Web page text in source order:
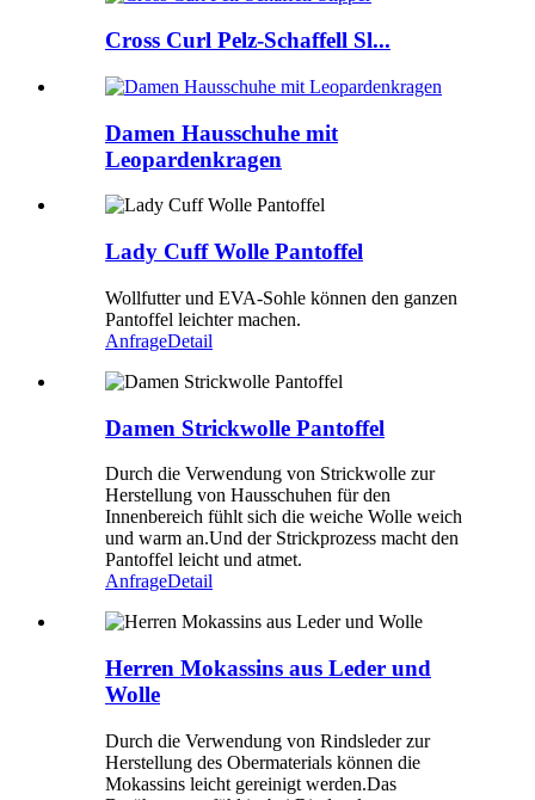
Cross Curl Pelz-Schaffell Sl...
Damen Hausschuhe mit
Leopardenkragen
Lady Cuff Wolle Pantoffel
Wollfutter und EVA-Sohle können den ganzen
Pantoffel leichter machen.
AnfrageDetail
Damen Strickwolle Pantoffel
Durch die Verwendung von Strickwolle zur
Herstellung von Hausschuhen für den
Innenbereich fühlt sich die weiche Wolle weich
und warm an.Und der Strickprozess macht den
Pantoffel leicht und atmet.
AnfrageDetail
Herren Mokassins aus Leder und
Wolle
Durch die Verwendung von Rindsleder zur
Herstellung des Obermaterials können die
Mokassins leicht gereinigt werden.Das